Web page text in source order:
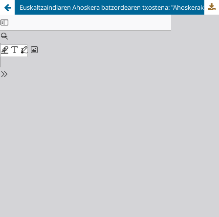
Euskaltzaindiaren Ahoskera batzordearen txostena: "Ahoskerak axola du" (Ahoskera jardunaldia)